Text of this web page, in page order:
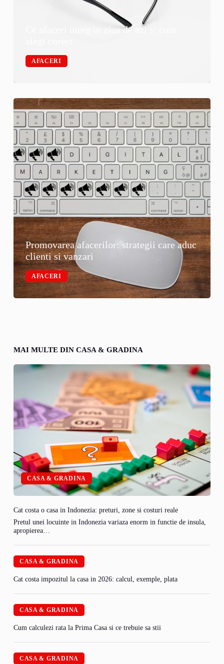
Ce afaceri merg in ziua de azi si cum
AFACERI
Promovarea afacerilor: strategii care aduc
clienti si vanzari
AFACERI
MAI MULTE DIN CASA & GRADINA
CASA & GRADINA
Cat costa o casa in Indonezia: preturi, zone si costuri reale
Pretul unei locuinte in Indonezia variaza enorm in functie de insula,
apropierea…
CASA & GRADINA
Cat costa impozitul la casa in 2026: calcul, exemple, plata
CASA & GRADINA
Cum calculezi rata la Prima Casa si ce trebuie sa stii
CASA & GRADINA